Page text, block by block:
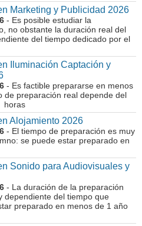
Marketing y Publicidad 2026
- Es posible estudiar la
no obstante la duración real del
del tiempo dedicado por el
Iluminación Captación y
- Es factible prepararse en menos
de preparación real depende del
horas
Alojamiento 2026
- El tiempo de preparación es muy
se puede estar preparado en
Sonido para Audiovisuales y
- La duración de la preparación
dependiente del tiempo que
preparado en menos de 1 año